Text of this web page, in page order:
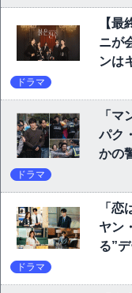
【
ニが
ンは
ドラマ
「マ
パク
かの
ドラマ
「
ヤン
る”
ドラマ